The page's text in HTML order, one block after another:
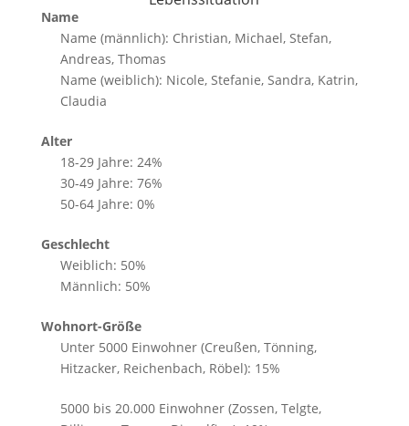
Name
Name (männlich): Christian, Michael, Stefan,
Andreas, Thomas
Name (weiblich): Nicole, Stefanie, Sandra, Katrin,
Claudia
Alter
18-29 Jahre: 24%
30-49 Jahre: 76%
50-64 Jahre: 0%
Geschlecht
Weiblich: 50%
Männlich: 50%
Wohnort-Größe
Unter 5000 Einwohner (Creußen, Tönning,
Hitzacker, Reichenbach, Röbel): 15%
5000 bis 20.000 Einwohner (Zossen, Telgte,